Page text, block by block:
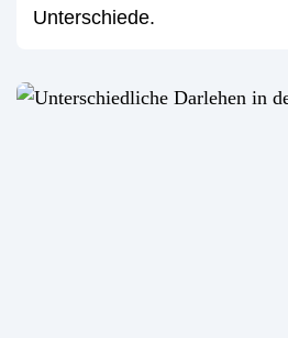
Unterschiede.